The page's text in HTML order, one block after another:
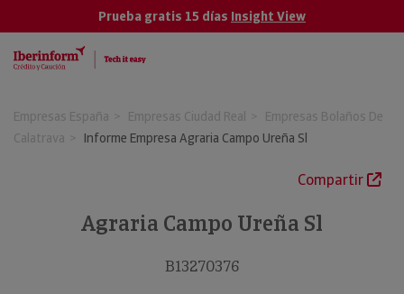
Prueba gratis 15 días Insight View
Empresas España Empresas Ciudad Real
Empresas Bolaños De
Calatrava
Informe Empresa Agraria Campo Ureña Sl
Compartir
Agraria Campo Ureña Sl
B13270376